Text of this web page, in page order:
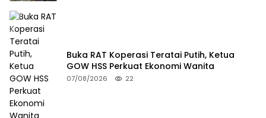
Buka RAT Koperasi Teratai Putih, Ketua
GOW HSS Perkuat Ekonomi Wanita
07/08/2026 22